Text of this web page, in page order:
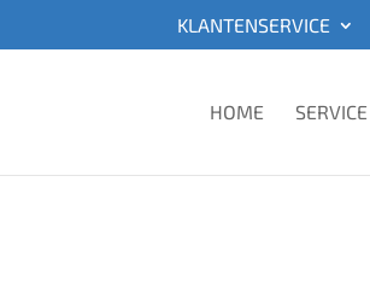
KLANTENSERVICE
HOME SERVICE